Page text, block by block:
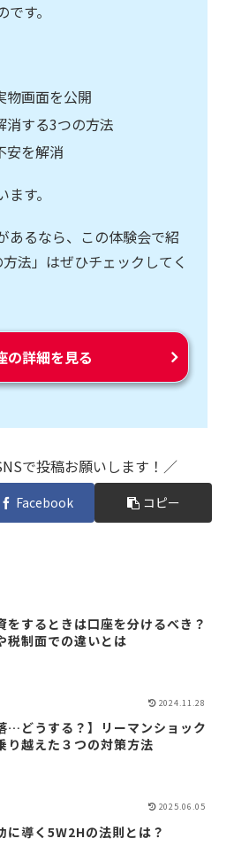
す。
物画面を公開
消する3つの方法
安を解消
す。
あるなら、この体験会で紹
法」はぜひチェックしてく
の詳細を見る
で投稿お願いします！／
Facebook コピー
をするときは口座を分けるべき？
税制面での違いとは
2024.11.28
…どうする？】リーマンショック
り越えた３つの対策方法
2025.06.05
に導く5W2Hの法則とは？